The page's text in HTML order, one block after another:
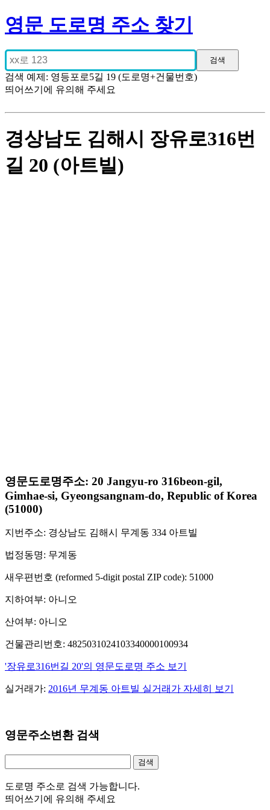
영문 도로명 주소 찾기
검색 예제: 영등포로5길 19 (도로명+건물번호)
띄어쓰기에 유의해 주세요
경상남도 김해시 장유로316번
길 20 (아트빌)
영문도로명주소: 20 Jangyu-ro 316beon-gil,
Gimhae-si, Gyeongsangnam-do, Republic of Korea
(51000)
지번주소: 경상남도 김해시 무계동 334 아트빌
법정동명: 무계동
새우편번호 (reformed 5-digit postal ZIP code): 51000
지하여부: 아니오
산여부: 아니오
건물관리번호: 4825031024103340000100934
'장유로316번길 20'의 영문도로명 주소 보기
실거래가: 2016년 무계동 아트빌 실거래가 자세히 보기
영문주소변환 검색
도로명 주소로 검색 가능합니다.
띄어쓰기에 유의해 주세요